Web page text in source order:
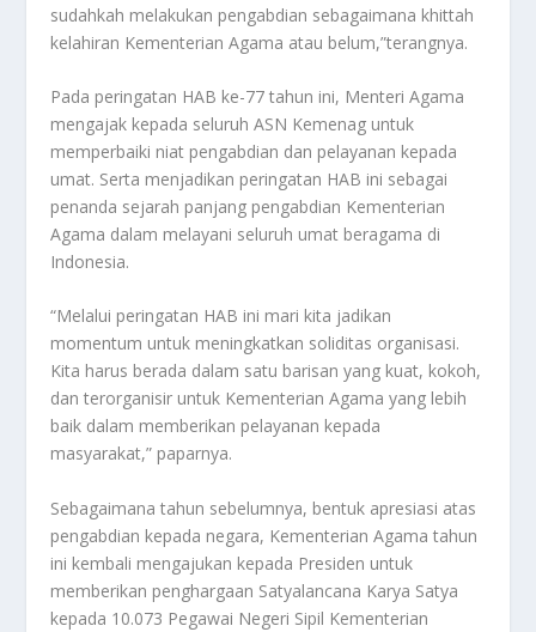
sudahkah melakukan pengabdian sebagaimana khittah
kelahiran Kementerian Agama atau belum,”terangnya.
Pada peringatan HAB ke-77 tahun ini, Menteri Agama
mengajak kepada seluruh ASN Kemenag untuk
memperbaiki niat pengabdian dan pelayanan kepada
umat. Serta menjadikan peringatan HAB ini sebagai
penanda sejarah panjang pengabdian Kementerian
Agama dalam melayani seluruh umat beragama di
Indonesia.
“Melalui peringatan HAB ini mari kita jadikan
momentum untuk meningkatkan soliditas organisasi.
Kita harus berada dalam satu barisan yang kuat, kokoh,
dan terorganisir untuk Kementerian Agama yang lebih
baik dalam memberikan pelayanan kepada
masyarakat,” paparnya.
Sebagaimana tahun sebelumnya, bentuk apresiasi atas
pengabdian kepada negara, Kementerian Agama tahun
ini kembali mengajukan kepada Presiden untuk
memberikan penghargaan Satyalancana Karya Satya
kepada 10.073 Pegawai Negeri Sipil Kementerian